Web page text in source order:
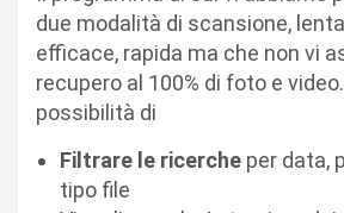
due modalità di scansione,
efficace, rapida ma che non vi
recupero al 100% di foto e
possibilità di
Filtrare le ricerche per data,
tipo file